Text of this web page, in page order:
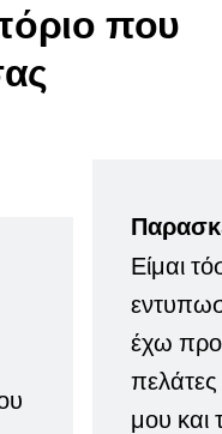
που
Είμαι
έχω
μου και